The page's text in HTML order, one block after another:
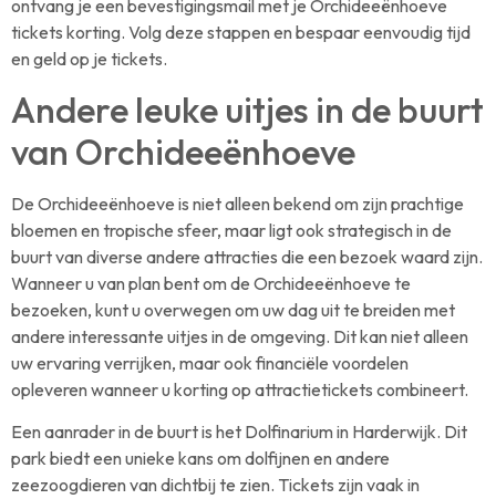
ontvang je een bevestigingsmail met je Orchideeënhoeve
tickets korting. Volg deze stappen en bespaar eenvoudig tijd
en geld op je tickets.
Andere leuke uitjes in de buurt
van Orchideeënhoeve
De Orchideeënhoeve is niet alleen bekend om zijn prachtige
bloemen en tropische sfeer, maar ligt ook strategisch in de
buurt van diverse andere attracties die een bezoek waard zijn.
Wanneer u van plan bent om de Orchideeënhoeve te
bezoeken, kunt u overwegen om uw dag uit te breiden met
andere interessante uitjes in de omgeving. Dit kan niet alleen
uw ervaring verrijken, maar ook financiële voordelen
opleveren wanneer u korting op attractietickets combineert.
Een aanrader in de buurt is het Dolfinarium in Harderwijk. Dit
park biedt een unieke kans om dolfijnen en andere
zeezoogdieren van dichtbij te zien. Tickets zijn vaak in